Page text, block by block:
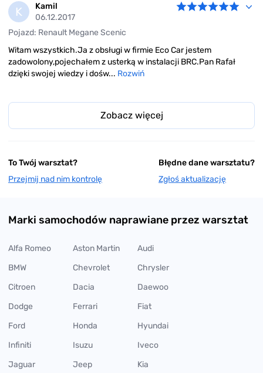
K
Kamil
06.12.2017
Pojazd: Renault Megane Scenic
Witam wszystkich.Ja z obsługi w firmie Eco Car jestem
zadowolony,pojechałem z usterką w instalacji BRC.Pan Rafał
dzięki swojej wiedzy i dośw... Rozwiń
Zobacz więcej
To Twój warsztat?
Przejmij nad nim kontrolę
Błędne dane warsztatu?
Zgłoś aktualizację
Marki samochodów naprawiane przez warsztat
Alfa Romeo Aston Martin
Audi
BMW
Chevrolet
Chrysler
Citroen
Dacia
Daewoo
Dodge
Ferrari
Fiat
Ford
Honda
Hyundai
Infiniti
Isuzu
Iveco
Jaguar
Jeep
Kia